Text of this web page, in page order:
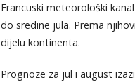
Francuski meteorološki
do sredine jula. Prema
dijelu kontinenta.
Prognoze za jul i august